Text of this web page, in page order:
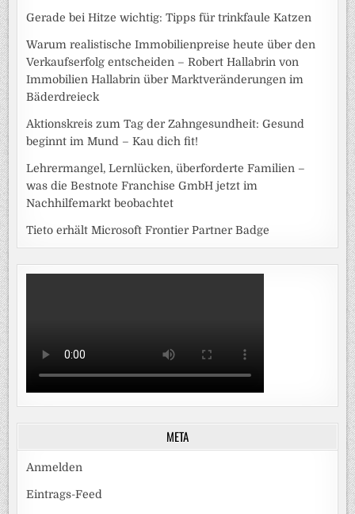
Gerade bei Hitze wichtig: Tipps für trinkfaule Katzen
Warum realistische Immobilienpreise heute über den
Verkaufserfolg entscheiden – Robert Hallabrin von
Immobilien Hallabrin über Marktveränderungen im
Bäderdreieck
Aktionskreis zum Tag der Zahngesundheit: Gesund
beginnt im Mund – Kau dich fit!
Lehrermangel, Lernlücken, überforderte Familien –
was die Bestnote Franchise GmbH jetzt im
Nachhilfemarkt beobachtet
Tieto erhält Microsoft Frontier Partner Badge
META
Anmelden
Eintrags-Feed